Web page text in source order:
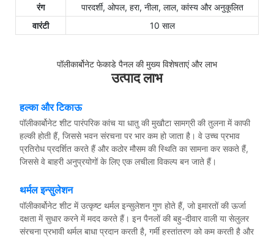
रंग
पारदर्शी, ओपल, हरा, नीला, लाल, कांस्य और अनुकूलित
वारंटी
10 साल
पॉलीकार्बोनेट फेकाडे पैनल की मुख्य विशेषताएं और लाभ
उत्पाद लाभ
हल्का और टिकाऊ
पॉलीकार्बोनेट शीट पारंपरिक कांच या धातु की मुखौटा सामग्री की तुलना में काफी
हल्की होती हैं, जिससे भवन संरचना पर भार कम हो जाता है। वे उच्च प्रभाव
प्रतिरोध प्रदर्शित करते हैं और कठोर मौसम की स्थिति का सामना कर सकते हैं,
जिससे वे बाहरी अनुप्रयोगों के लिए एक लचीला विकल्प बन जाते हैं।
थर्मल इन्सुलेशन
पॉलीकार्बोनेट शीट में उत्कृष्ट थर्मल इन्सुलेशन गुण होते हैं, जो इमारतों की ऊर्जा
दक्षता में सुधार करने में मदद करते हैं। इन पैनलों की बहु-दीवार वाली या सेलुलर
संरचना प्रभावी थर्मल बाधा प्रदान करती है, गर्मी हस्तांतरण को कम करती है और